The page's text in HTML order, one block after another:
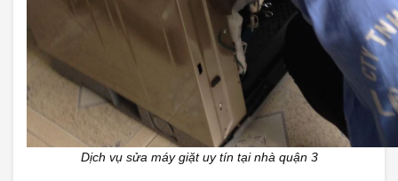
Dịch vụ sửa máy giặt uy tín tại nhà quận 3